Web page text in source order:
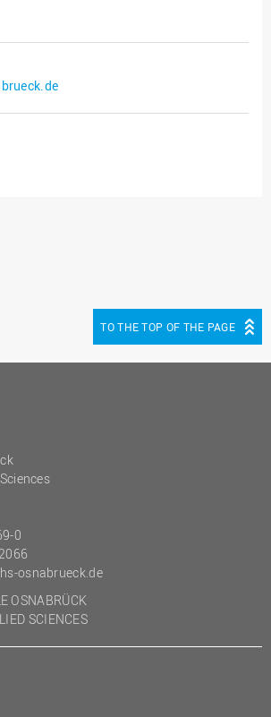
GmbH
TO THE TOP OF THE PAGE
0
osnabrueck.de
OSNABRÜCK
SCIENCES